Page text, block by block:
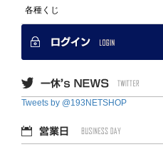
各種くじ
Tweets by @193NETSHOP